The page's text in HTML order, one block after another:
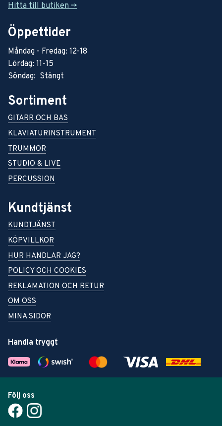
Hitta till butiken ->
Öppettider
Måndag - Fredag: 12-18
Lördag: 11-15
Söndag: Stängt
Sortiment
GITARR OCH BAS
KLAVIATURINSTRUMENT
TRUMMOR
STUDIO & LIVE
PERCUSSION
Kundtjänst
KUNDTJÄNST
KÖPVILLKOR
HUR HANDLAR JAG?
POLICY OCH COOKIES
REKLAMATION OCH RETUR
OM OSS
MINA SIDOR
Handla tryggt
Följ oss